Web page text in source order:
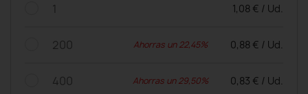
1 1,08 € / Ud.
200 Ahorras un 22,45% 0,88 € / Ud.
400 Ahorras un 29,50% 0,83 € / Ud.